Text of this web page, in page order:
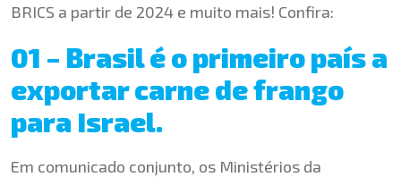
BRICS a partir de 2024 e muito mais! Confira:
01 – Brasil é o primeiro país a
exportar carne de frango
para Israel.
Em comunicado conjunto, os Ministérios da